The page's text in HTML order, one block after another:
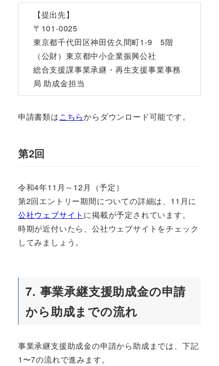
【提出先】
〒101-0025
東京都千代田区神田佐久間町1-9 5階
（公財）東京都中小企業振興公社
総合支援課事業承継・再生支援事業事務
局 助成金担当
申請書類はこちらからダウンロード可能です。
第2回
令和4年11月～12月（予定）
第2回エントリー期間についての詳細は、11月に
公社ウェブサイト に掲載が予定されています。
時期が近付いたら、公社ウェブサイトをチェック
してみましょう。
7. 事業承継支援助成金の申請
から助成までの流れ
事業承継支援助成金の申請から助成までは、下記
1〜7の流れで進みます。